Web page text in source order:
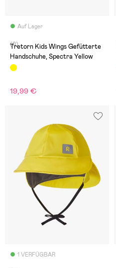
Auf Lager
(0)
Tretorn Kids Wings Gefütterte
Handschuhe, Spectra Yellow
19,99 €
1 VERFÜGBAR